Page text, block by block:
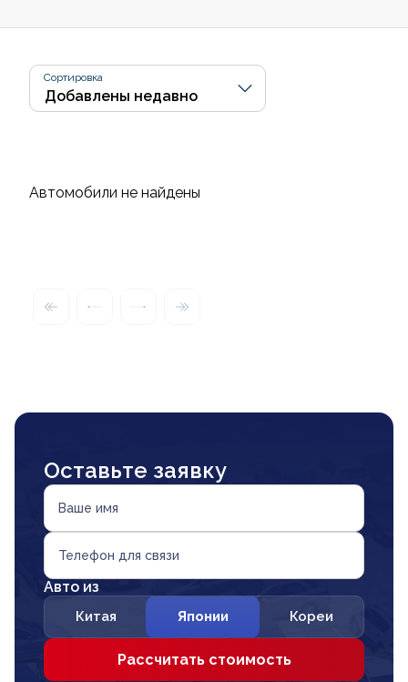
Сортировка
Автомобили не найдены
Оставьте заявку
Ваше имя
Телефон для связи
Авто из
Китая Японии Кореи
Рассчитать стоимость